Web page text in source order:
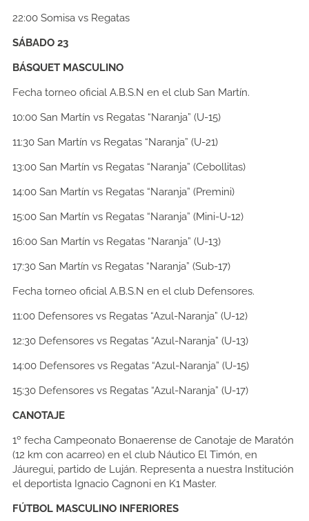
22:00 Somisa vs Regatas
SÁBADO 23
BÁSQUET MASCULINO
Fecha torneo oficial A.B.S.N en el club San Martín.
10:00 San Martín vs Regatas “Naranja” (U-15)
11:30 San Martín vs Regatas “Naranja” (U-21)
13:00 San Martín vs Regatas “Naranja” (Cebollitas)
14:00 San Martín vs Regatas “Naranja” (Premini)
15:00 San Martín vs Regatas “Naranja” (Mini-U-12)
16:00 San Martín vs Regatas “Naranja” (U-13)
17:30 San Martín vs Regatas “Naranja” (Sub-17)
Fecha torneo oficial A.B.S.N en el club Defensores.
11:00 Defensores vs Regatas “Azul-Naranja” (U-12)
12:30 Defensores vs Regatas “Azul-Naranja” (U-13)
14:00 Defensores vs Regatas “Azul-Naranja” (U-15)
15:30 Defensores vs Regatas “Azul-Naranja” (U-17)
CANOTAJE
1º fecha Campeonato Bonaerense de Canotaje de Maratón
(12 km con acarreo) en el club Náutico El Timón, en
Jáuregui, partido de Luján. Representa a nuestra Institución
el deportista Ignacio Cagnoni en K1 Master.
FÚTBOL MASCULINO INFERIORES